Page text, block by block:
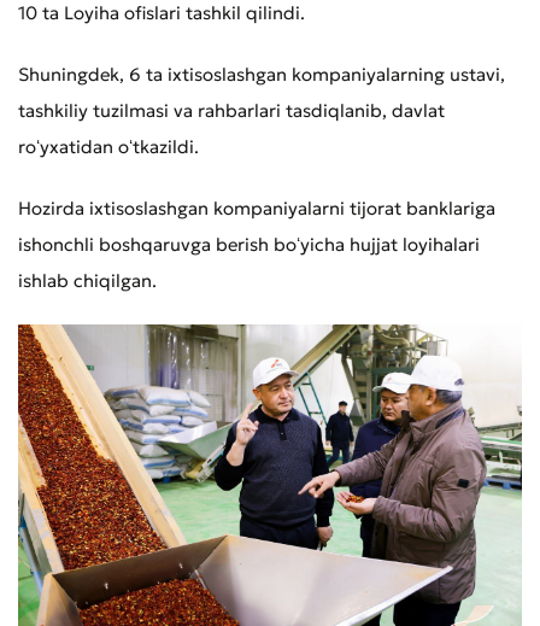
10 ta Loyiha ofislari tashkil qilindi.
Shuningdek, 6 ta ixtisoslashgan kompaniyalarning ustavi,
tashkiliy tuzilmasi va rahbarlari tasdiqlanib, davlat
roʻyxatidan oʻtkazildi.
Hozirda ixtisoslashgan kompaniyalarni tijorat banklariga
ishonchli boshqaruvga berish boʻyicha hujjat loyihalari
ishlab chiqilgan.